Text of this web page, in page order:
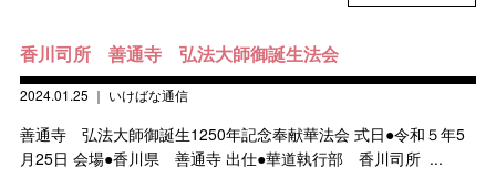
香川司所 善通寺 弘法大師御誕生法会
2024.01.25 ｜ いけばな通信
善通寺 弘法大師御誕生1250年記念奉献華法会 式日●令和５年5
月25日 会場●香川県 善通寺 出仕●華道執行部 香川司所 ...